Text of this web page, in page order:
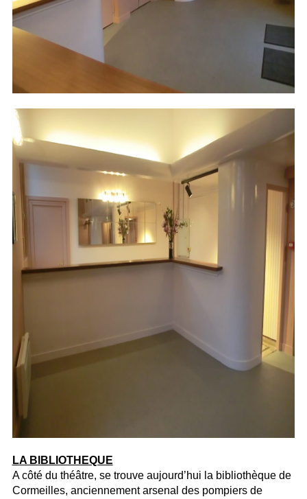
LA BIBLIOTHEQUE
A côté du théâtre, se trouve aujourd’hui la bibliothèque de
Cormeilles, anciennement arsenal des pompiers de